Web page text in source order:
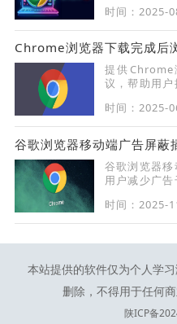
时间：2025-
Chrome浏览器下载完成后
提供
议，帮助用
时间：2025-
谷歌浏览器移动端广告屏蔽
谷歌浏览器
用户减少广
时间：2025-
本站提供的软件仅为个人学
删除，不得用于任何
陕ICP备